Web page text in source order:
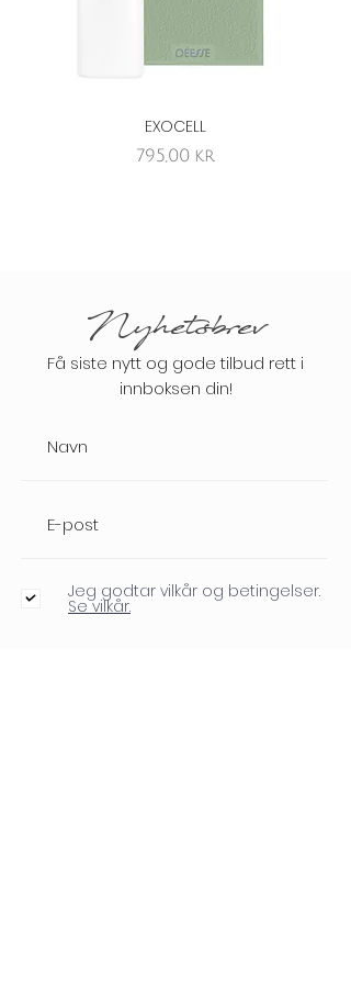
EXOCELL
Pris
795,00 kr
Nyhetsbrev
Få siste nytt og gode tilbud rett i
innboksen din!
Jeg godtar vilkår og betingelser.
Se vilkår.